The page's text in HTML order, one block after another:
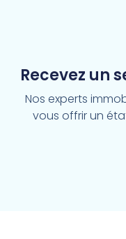
Recevez un
Nos experts
vous offrir un